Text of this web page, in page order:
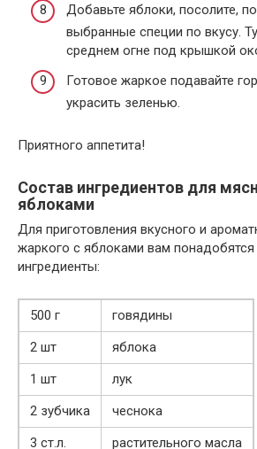
Добавьте яблоки, посолите,
выбранные специи по вкусу.
среднем огне под крышкой
Готовое жаркое подавайте
украсить зеленью.
Приятного аппетита!
Состав ингредиентов для
яблоками
Для приготовления вкусного и
жаркого с яблоками вам
ингредиенты:
500 г
говядины
2 шт
яблока
1 шт
лук
2 зубчика
чеснока
3 ст.л.
растительного масла